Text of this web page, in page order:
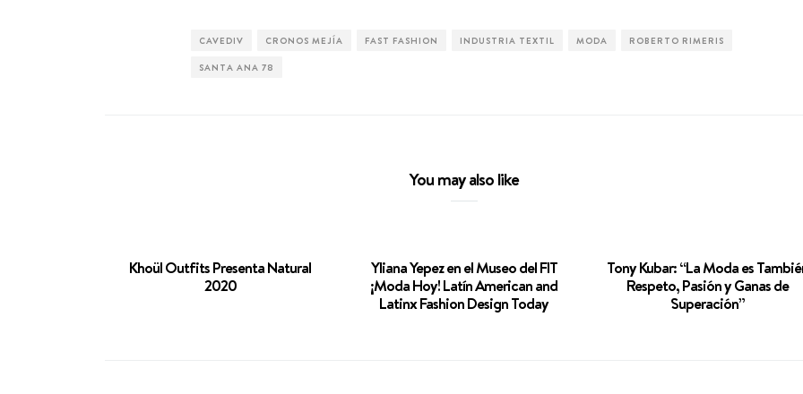
CAVEDIV CRONOS MEJÍA FAST FASHION INDUSTRIA TEXTIL MODA ROBERTO RIMERIS
SANTA ANA 78
You may also like
Khoül Outfits Presenta Natural
2020
Yliana Yepez en el Museo del FIT
¡Moda Hoy! Latín American and
Latinx Fashion Design Today
Tony Kubar: “La Moda es
Respeto, Pasión y Ganas de
Superación”